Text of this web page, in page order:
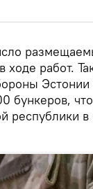
ходе работ.
Эстонии
бункеров,
республики